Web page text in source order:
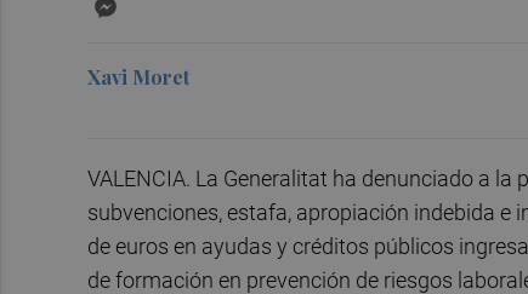
Xavi Moret
VALENCIA. La Generalitat ha denunciado a
subvenciones, estafa, apropiación indebida e
de euros en ayudas y créditos públicos
de formación en prevención de riesgos